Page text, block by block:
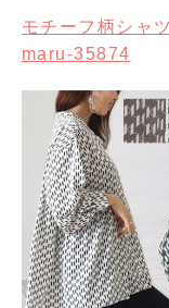
モチーフ柄シャ
maru-35874